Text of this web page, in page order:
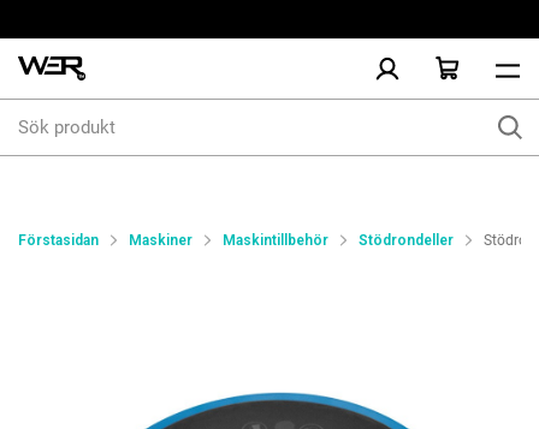
produkt
Förstasidan Maskiner Maskintillbehör Stödrondeller